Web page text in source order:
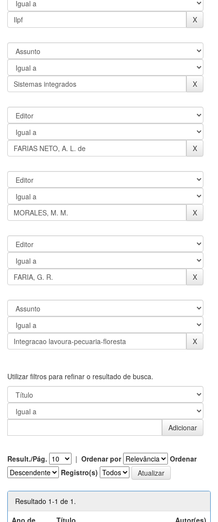
Utilizar filtros para refinar o resultado de busca.
Result./Pág. | Ordenar por
Ordenar
Registro(s)
Resultado 1-1 de 1.
Ano de
Título Autor(es)